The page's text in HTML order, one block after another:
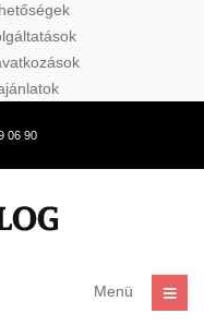
06 90
Menü